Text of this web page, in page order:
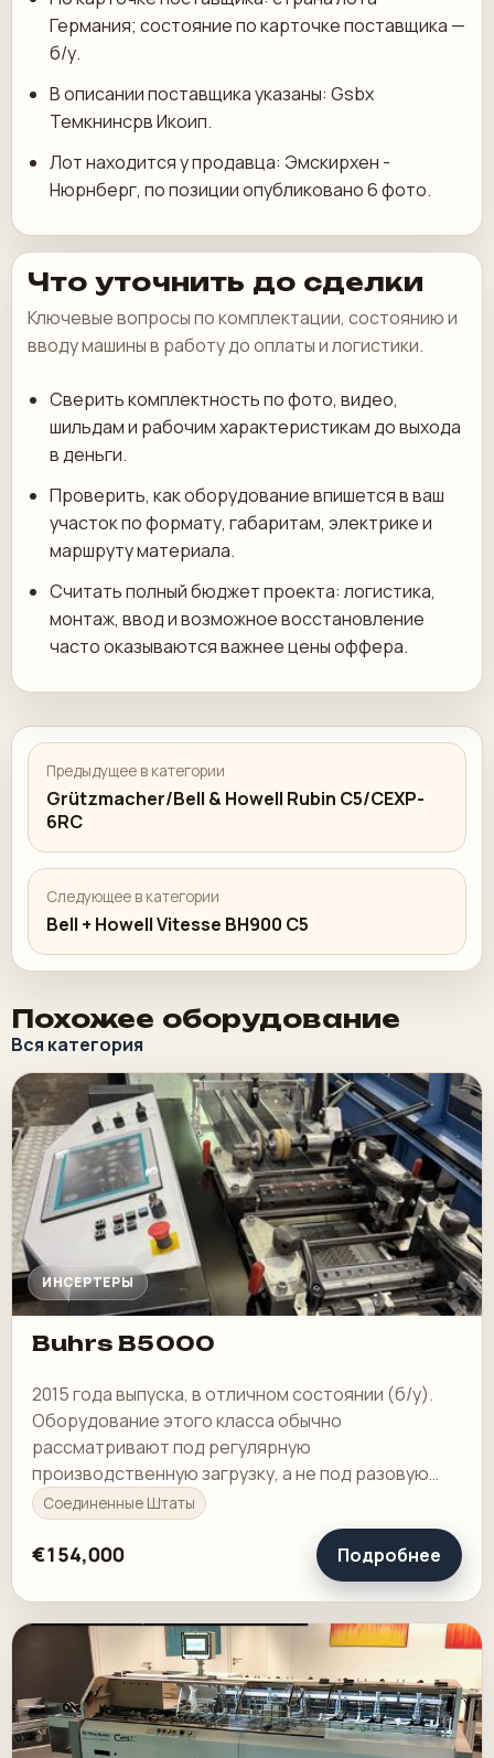
Германия; состояние по карточке поставщика —
б/у.
В описании поставщика указаны: Gsbx
Темкнинсрв Икоип.
Лот находится у продавца: Эмскирхен -
Нюрнберг, по позиции опубликовано 6 фото.
Что уточнить до сделки
Ключевые вопросы по комплектации, состоянию и
вводу машины в работу до оплаты и логистики.
Сверить комплектность по фото, видео,
шильдам и рабочим характеристикам до выхода
в деньги.
Проверить, как оборудование впишется в ваш
участок по формату, габаритам, электрике и
маршруту материала.
Считать полный бюджет проекта: логистика,
монтаж, ввод и возможное восстановление
часто оказываются важнее цены оффера.
Предыдущее в категории
Grützmacher/Bell & Howell Rubin C5/CEXP-
6RC
Следующее в категории
Bell + Howell Vitesse BH900 C5
Похожее оборудование
Вся категория
ИНСЕРТЕРЫ
Buhrs B5000
2015 года выпуска, в отличном состоянии (б/у).
Оборудование этого класса обычно
рассматривают под регулярную
производственную загрузку, а не под разовую
покупку в склад.
Соединенные Штаты
€154,000 Подробнее